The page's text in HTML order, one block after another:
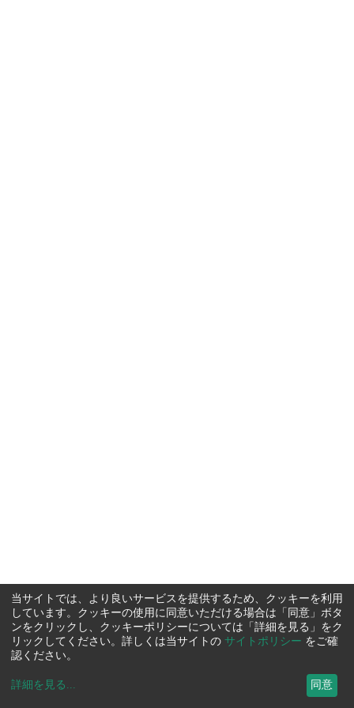
当サイトでは、より良いサービスを提供するため、クッキーを利用
しています。クッキーの使用に同意いただける場合は「同意」ボタ
ンをクリックし、クッキーポリシーについては「詳細を見る」をク
リックしてください。詳しくは当サイトの サイトポリシー をご確
認ください。
詳細を見る ... 同意